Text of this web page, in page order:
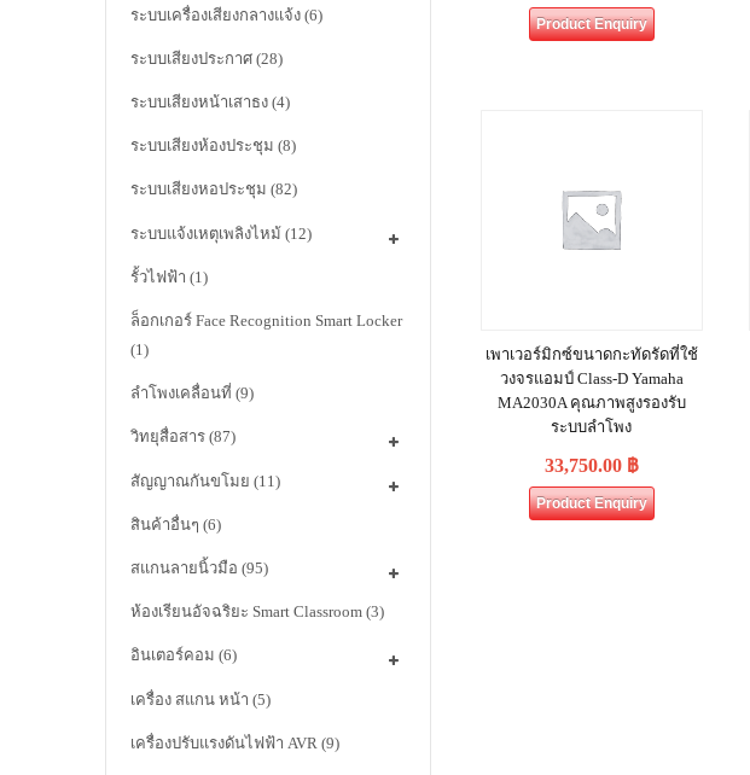
ระบบเครื่องเสียงกลางแจ้ง (6)
ระบบเสียงประกาศ (28)
ระบบเสียงหน้าเสาธง (4)
ระบบเสียงห้องประชุม (8)
ระบบเสียงหอประชุม (82)
ระบบแจ้งเหตุเพลิงไหม้ (12)
รั้วไฟฟ้า (1)
ล็อกเกอร์ Face Recognition Smart Locker
(1)
ลำโพงเคลื่อนที่ (9)
วิทยุสื่อสาร (87)
สัญญาณกันขโมย (11)
สินค้าอื่นๆ (6)
สแกนลายนิ้วมือ (95)
ห้องเรียนอัจฉริยะ Smart Classroom (3)
อินเตอร์คอม (6)
เครื่อง สแกน หน้า (5)
เครื่องปรับแรงดันไฟฟ้า AVR (9)
Product Enquiry
เพาเวอร์มิกซ์ขนาดกะทัดรัดที่ใช้
วงจรแอมป์ Class-D Yamaha
MA2030A คุณภาพสูงรองรับ
ระบบลำโพง
33,750.00 ฿
Product Enquiry